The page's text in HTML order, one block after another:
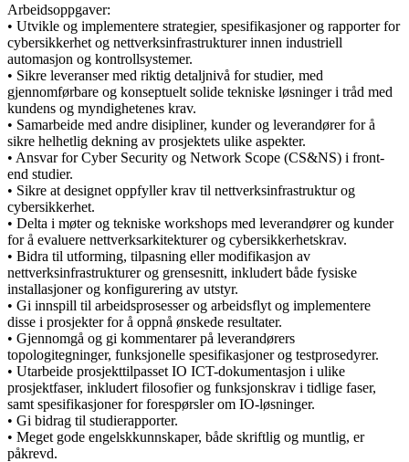
Arbeidsoppgaver:
• Utvikle og implementere strategier, spesifikasjoner og rapporter for
cybersikkerhet og nettverksinfrastrukturer innen industriell
automasjon og kontrollsystemer.
• Sikre leveranser med riktig detaljnivå for studier, med
gjennomførbare og konseptuelt solide tekniske løsninger i tråd med
kundens og myndighetenes krav.
• Samarbeide med andre disipliner, kunder og leverandører for å
sikre helhetlig dekning av prosjektets ulike aspekter.
• Ansvar for Cyber Security og Network Scope (CS&NS) i front-
end studier.
• Sikre at designet oppfyller krav til nettverksinfrastruktur og
cybersikkerhet.
• Delta i møter og tekniske workshops med leverandører og kunder
for å evaluere nettverksarkitekturer og cybersikkerhetskrav.
• Bidra til utforming, tilpasning eller modifikasjon av
nettverksinfrastrukturer og grensesnitt, inkludert både fysiske
installasjoner og konfigurering av utstyr.
• Gi innspill til arbeidsprosesser og arbeidsflyt og implementere
disse i prosjekter for å oppnå ønskede resultater.
• Gjennomgå og gi kommentarer på leverandørers
topologitegninger, funksjonelle spesifikasjoner og testprosedyrer.
• Utarbeide prosjekttilpasset IO ICT-dokumentasjon i ulike
prosjektfaser, inkludert filosofier og funksjonskrav i tidlige faser,
samt spesifikasjoner for forespørsler om IO-løsninger.
• Gi bidrag til studierapporter.
• Meget gode engelskkunnskaper, både skriftlig og muntlig, er
påkrevd.